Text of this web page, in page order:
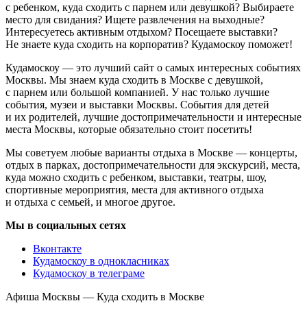
с ребенком, куда сходить с парнем или девушкой? Выбираете
место для свидания? Ищете развлечения на выходные?
Интересуетесь активным отдыхом? Посещаете выставки?
Не знаете куда сходить на корпоратив? Кудамоскоу поможет!
Кудамоскоу — это лучший сайт о самых интересных событиях
Москвы. Мы знаем куда сходить в Москве с девушкой,
с парнем или большой компанией. У нас только лучшие
события, музеи и выставки Москвы. События для детей
и их родителей, лучшие достопримечательности и интересные
места Москвы, которые обязательно стоит посетить!
Мы советуем любые варианты отдыха в Москве — концерты,
отдых в парках, достопримечательности для экскурсий, места,
куда можно сходить с ребенком, выставки, театры, шоу,
спортивные мероприятия, места для активного отдыха
и отдыха с семьей, и многое другое.
Мы в социальных сетях
Вконтакте
Кудамоскоу в однокласниках
Кудамоскоу в телеграме
Афиша Москвы — Куда сходить в Москве